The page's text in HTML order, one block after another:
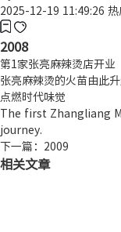
2025-12-19 11:49:26 热
2008
第1家张亮麻辣烫店开业
张亮麻辣烫的火苗由此
点燃时代味觉
The first Zhangliang
journey.
下一篇：2009
相关文章